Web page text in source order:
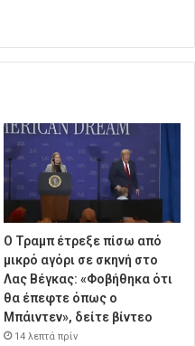
Ο Τραμπ έτρεξε πίσω από
μικρό αγόρι σε σκηνή στο
Λας Βέγκας: «Φοβήθηκα ότι
θα έπεφτε όπως ο
Μπάιντεν», δείτε βίντεο
14 λεπτά πρίν